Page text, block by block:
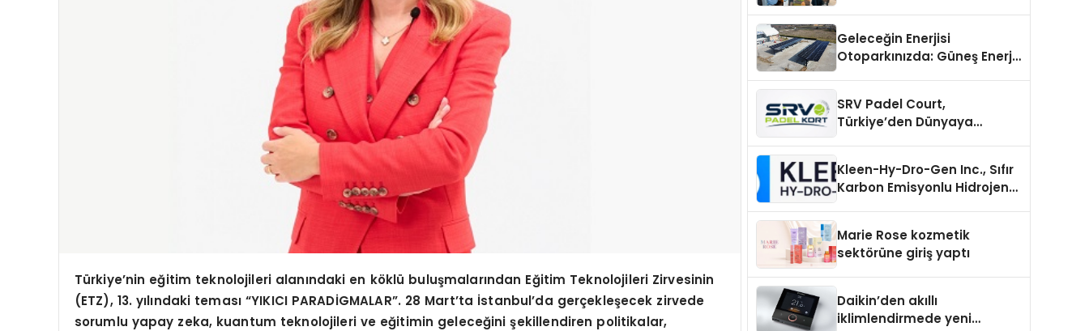
Türkiye’nin eğitim teknolojileri alanındaki en köklü buluşmalarından Eğitim Teknolojileri Zirvesinin
(ETZ), 13. yılındaki teması “YIKICI PARADİGMALAR”. 28 Mart’ta İstanbul’da gerçekleşecek zirvede
sorumlu yapay zeka, kuantum teknolojileri ve eğitimin geleceğini şekillendiren politikalar,
Geleceğin Enerjisi
Otoparkınızda: Güneş Enerjili
SRV Padel Court,
Türkiye’den Dünyaya
Kleen-Hy-Dro-Gen Inc., Sıfır
Karbon Emisyonlu Hidrojen
Aldı
Marie Rose kozmetik
sektörüne giriş yaptı
Daikin’den akıllı
iklimlendirmede yeni